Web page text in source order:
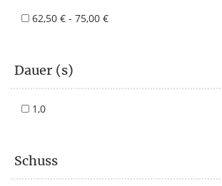
62,50 € - 75,00 €
Dauer (s)
1,0
Schuss